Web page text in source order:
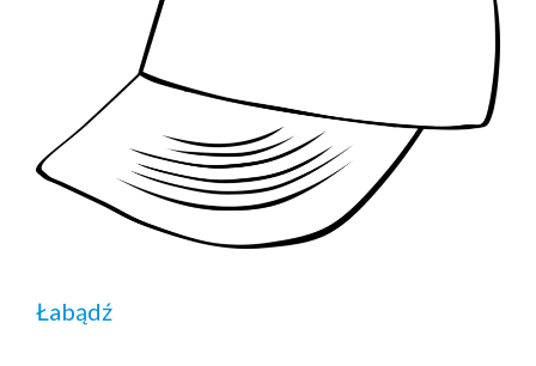
Łabądź